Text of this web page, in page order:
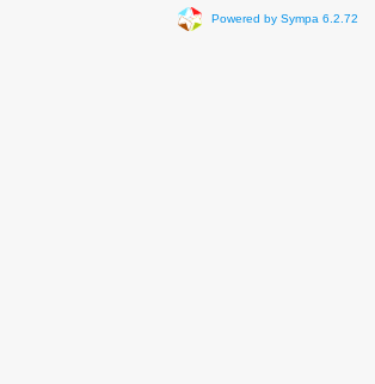
Powered by Sympa 6.2.72